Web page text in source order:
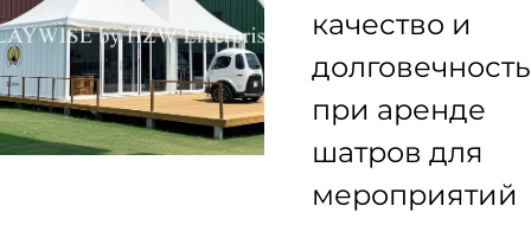
качество и
долговечность
при аренде
шатров для
мероприятий